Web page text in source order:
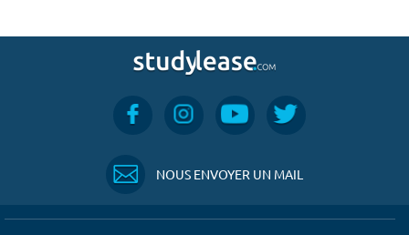
NOUS ENVOYER UN MAIL